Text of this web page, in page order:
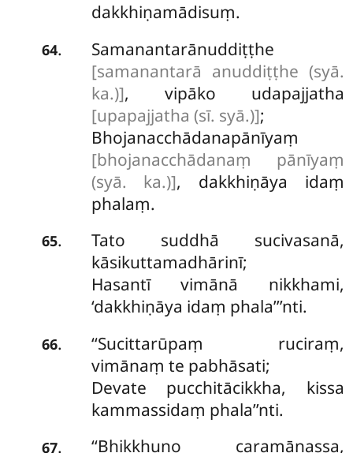
dakkhiṇamādisuṃ.
64.
Samanantarānuddiṭṭhe
[samanantarā anuddiṭṭhe (syā.
ka.)], vipāko udapajjatha
[upapajjatha (sī. syā.)];
Bhojanacchādanapānīyaṃ
[bhojanacchādanaṃ pānīyaṃ
(syā. ka.)], dakkhiṇāya idaṃ
phalaṃ.
65.
Tato suddhā sucivasanā,
kāsikuttamadhārinī;
Hasantī vimānā nikkhami,
‘dakkhiṇāya idaṃ phala’’’nti.
66.
‘‘Sucittarūpaṃ ruciraṃ,
vimānaṃ te pabhāsati;
Devate pucchitācikkha, kissa
kammassidaṃ phala’’nti.
67. ‘‘Bhikkhuno caramānassa,